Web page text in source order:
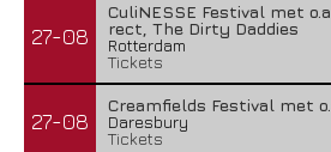
27-08
CuliNESSE Festival met
rect, The Dirty Daddies
Rotterdam
Tickets
27-08
Creamfields Festival met
Daresbury
Tickets